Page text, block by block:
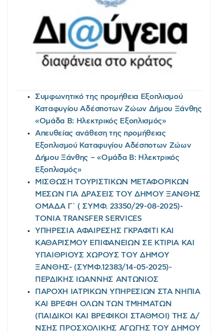
Συμφωνητικό της προμήθεια Εξοπλισμού
Καταφυγίου Αδέσποτων Ζώων Δήμου Ξάνθης
«Ομάδα Β: Ηλεκτρικός Εξοπλισμός»
Απευθείας ανάθεση της προμήθειας
Εξοπλισμού Καταφυγίου Αδέσποτων Ζώων
Δήμου Ξάνθης – «Ομάδα Β: Ηλεκτρικός
Εξοπλισμός»
ΜΙΣΘΩΣΗ ΤΟΥΡΙΣΤΙΚΩΝ ΜΕΤΑΦΟΡΙΚΩΝ
ΜΕΣΩΝ ΓΙΑ ΔΡΑΣΕΙΣ ΤΟΥ ΔΗΜΟΥ ΞΑΝΘΗΣ
ΟΜΑΔΑ Γ΄ ( ΣΥΜΦ. 23350/29-08-2025)-
TONIA TRANSFER SERVICES
ΥΠΗΡΕΣΙΑ ΑΦΑΙΡΕΣΗΣ ΓΚΡΑΦΙΤΙ ΚΑΙ
ΚΑΘΑΡΙΣΜΟΥ ΕΠΙΦΑΝΕΙΩΝ ΣΕ ΚΤΙΡΙΑ ΚΑΙ
ΥΠΑΙΘΡΙΟΥΣ ΧΩΡΟΥΣ ΤΟΥ ΔΗΜΟΥ
ΞΑΝΘΗΣ- (ΣΥΜΦ.12383/14-05-2025)-
ΠΕΡΔΙΚΗΣ ΙΩΑΝΝΗΣ ΑΝΤΩΝΙΟΣ
ΠΑΡΟΧΗ ΙΑΤΡΙΚΩΝ ΥΠΗΡΕΣΙΩΝ ΣΤΑ ΝΗΠΙΑ
ΚΑΙ ΒΡΕΦΗ ΟΛΩΝ ΤΩΝ ΤΜΗΜΑΤΩΝ
(ΠΑΙΔΙΚΟΙ ΚΑΙ ΒΡΕΦΙΚΟΙ ΣΤΑΘΜΟΙ) ΤΗΣ Δ/
ΝΣΗΣ ΠΡΟΣΧΟΛΙΚΗΣ ΑΓΩΓΗΣ ΤΟΥ ΔΗΜΟΥ